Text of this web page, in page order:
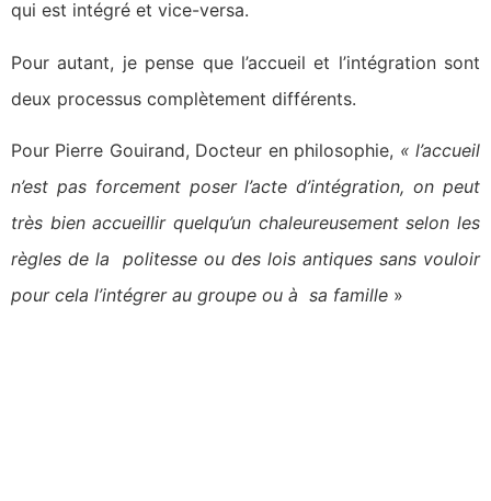
qui est intégré et vice-versa.
Pour autant, je pense que l’accueil et l’intégration sont
deux processus complètement différents.
Pour Pierre Gouirand, Docteur en philosophie, « l’accueil
n’est pas forcement poser l’acte d’intégration, on peut
très bien accueillir quelqu’un chaleureusement selon les
règles de la politesse ou des lois antiques sans vouloir
pour cela l’intégrer au groupe ou à sa famille »